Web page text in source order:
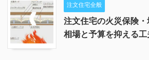
注文住宅全般
注文住宅の火災保険
相場と予算を抑える工